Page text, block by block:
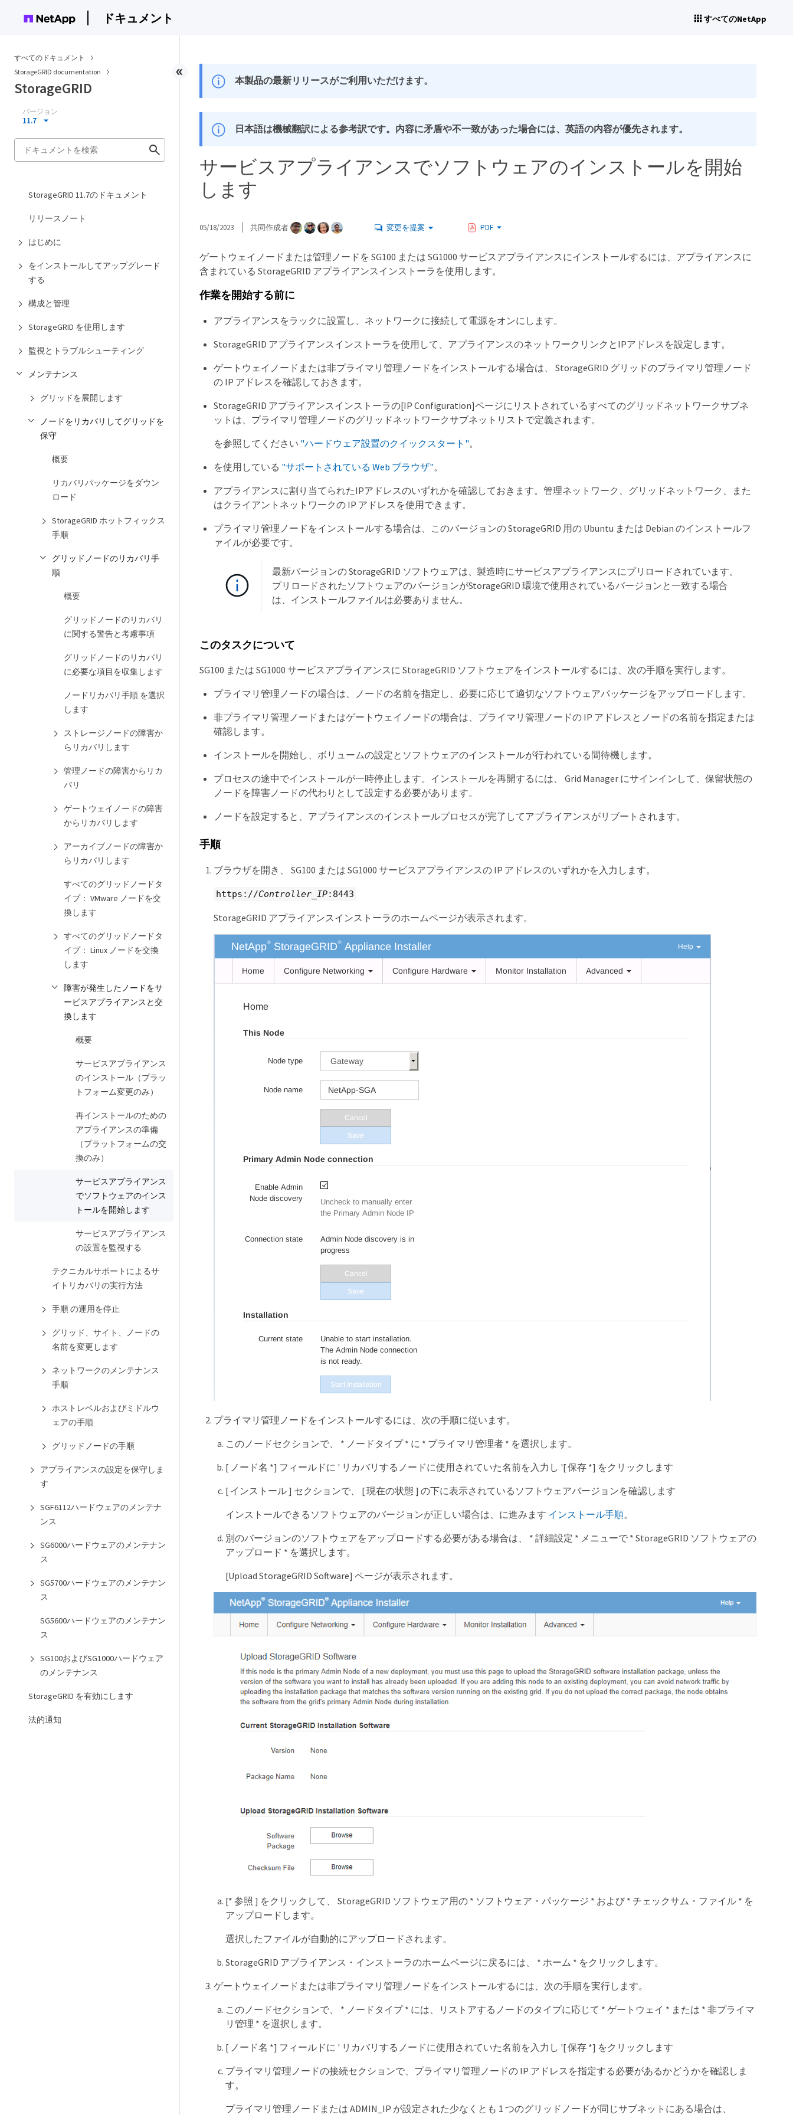
ドキュメント すべてのNetApp
すべてのドキュメント
StorageGRID documentation
StorageGRID
バージョン
11.7
StorageGRID 11.7のドキュメント
リリースノート
はじめに
をインストールしてアップグレード
する
構成と管理
StorageGRID を使用します
監視とトラブルシューティング
メンテナンス
グリッドを展開します
ノードをリカバリしてグリッドを
保守
概要
リカバリパッケージをダウン
ロード
StorageGRID ホットフィックス
手順
グリッドノードのリカバリ手
順
概要
グリッドノードのリカバリ
に関する警告と考慮事項
グリッドノードのリカバリ
に必要な項目を収集します
ノードリカバリ手順 を選択
します
ストレージノードの障害か
らリカバリします
管理ノードの障害からリカ
バリ
ゲートウェイノードの障害
からリカバリします
アーカイブノードの障害か
らリカバリします
すべてのグリッドノードタ
イプ： VMware ノードを交
換します
すべてのグリッドノードタ
イプ： Linux ノードを交換
します
障害が発生したノードをサ
ービスアプライアンスと交
換します
概要
サービスアプライアンス
のインストール（プラッ
トフォーム変更のみ）
再インストールのための
アプライアンスの準備
（プラットフォームの交
換のみ）
サービスアプライアンス
でソフトウェアのインス
トールを開始します
サービスアプライアンス
の設置を監視する
テクニカルサポートによるサ
イトリカバリの実行方法
手順 の運用を停止
グリッド、サイト、ノードの
名前を変更します
ネットワークのメンテナンス
手順
ホストレベルおよびミドルウ
ェアの手順
グリッドノードの手順
アプライアンスの設定を保守しま
す
SGF6112ハードウェアのメンテナ
ンス
SG6000ハードウェアのメンテナン
ス
SG5700ハードウェアのメンテナン
ス
SG5600ハードウェアのメンテナン
ス
SG100およびSG1000ハードウェア
のメンテナンス
StorageGRID を有効にします
法的通知
本製品の最新リリースがご利用いただけます。
日本語は機械翻訳による参考訳です。内容に矛盾や不一致があった場合には、英語の内容が優先されます。
サービスアプライアンスでソフトウェアのインストールを開始
します
05/18/2023 共同作成者 変更を提案 PDF
ゲートウェイノードまたは管理ノードを SG100 または SG1000 サービスアプライアンスにインストールするには、アプライアンスに
含まれている StorageGRID アプライアンスインストーラを使用します。
作業を開始する前に
アプライアンスをラックに設置し、ネットワークに接続して電源をオンにします。
StorageGRID アプライアンスインストーラを使用して、アプライアンスのネットワークリンクとIPアドレスを設定します。
ゲートウェイノードまたは非プライマリ管理ノードをインストールする場合は、 StorageGRID グリッドのプライマリ管理ノード
の IP アドレスを確認しておきます。
StorageGRID アプライアンスインストーラの[IP Configuration]ページにリストされているすべてのグリッドネットワークサブネ
ットは、プライマリ管理ノードのグリッドネットワークサブネットリストで定義されます。
を参照してください "ハードウェア設置のクイックスタート"。
を使用している "サポートされている Web ブラウザ"。
アプライアンスに割り当てられたIPアドレスのいずれかを確認しておきます。管理ネットワーク、グリッドネットワーク、また
はクライアントネットワークの IP アドレスを使用できます。
プライマリ管理ノードをインストールする場合は、このバージョンの StorageGRID 用の Ubuntu または Debian のインストールフ
ァイルが必要です。
最新バージョンの StorageGRID ソフトウェアは、製造時にサービスアプライアンスにプリロードされています。
プリロードされたソフトウェアのバージョンがStorageGRID 環境で使用されているバージョンと一致する場合
は、インストールファイルは必要ありません。
このタスクについて
SG100 または SG1000 サービスアプライアンスに StorageGRID ソフトウェアをインストールするには、次の手順を実行します。
プライマリ管理ノードの場合は、ノードの名前を指定し、必要に応じて適切なソフトウェアパッケージをアップロードします。
非プライマリ管理ノードまたはゲートウェイノードの場合は、プライマリ管理ノードの IP アドレスとノードの名前を指定または
確認します。
インストールを開始し、ボリュームの設定とソフトウェアのインストールが行われている間待機します。
プロセスの途中でインストールが一時停止します。インストールを再開するには、 Grid Manager にサインインして、保留状態の
ノードを障害ノードの代わりとして設定する必要があります。
ノードを設定すると、アプライアンスのインストールプロセスが完了してアプライアンスがリブートされます。
手順
ブラウザを開き、 SG100 または SG1000 サービスアプライアンスの IP アドレスのいずれかを入力します。
https://Controller_IP:8443
StorageGRID アプライアンスインストーラのホームページが表示されます。
プライマリ管理ノードをインストールするには、次の手順に従います。
このノードセクションで、 * ノードタイプ * に * プライマリ管理者 * を選択します。
[ ノード名 *] フィールドに ' リカバリするノードに使用されていた名前を入力し '[ 保存 *] をクリックします
[ インストール ] セクションで、 [ 現在の状態 ] の下に表示されているソフトウェアバージョンを確認します
インストールできるソフトウェアのバージョンが正しい場合は、に進みます インストール手順。
別のバージョンのソフトウェアをアップロードする必要がある場合は、 * 詳細設定 * メニューで * StorageGRID ソフトウェアの
アップロード * を選択します。
[Upload StorageGRID Software] ページが表示されます。
[* 参照 ] をクリックして、 StorageGRID ソフトウェア用の * ソフトウェア・パッケージ * および * チェックサム・ファイル * を
アップロードします。
選択したファイルが自動的にアップロードされます。
StorageGRID アプライアンス・インストーラのホームページに戻るには、 * ホーム * をクリックします。
ゲートウェイノードまたは非プライマリ管理ノードをインストールするには、次の手順を実行します。
このノードセクションで、 * ノードタイプ * には、リストアするノードのタイプに応じて * ゲートウェイ * または * 非プライマ
リ管理 * を選択します。
[ ノード名 *] フィールドに ' リカバリするノードに使用されていた名前を入力し '[ 保存 *] をクリックします
プライマリ管理ノードの接続セクションで、プライマリ管理ノードの IP アドレスを指定する必要があるかどうかを確認しま
す。
プライマリ管理ノードまたは ADMIN_IP が設定された少なくとも 1 つのグリッドノードが同じサブネットにある場合は、